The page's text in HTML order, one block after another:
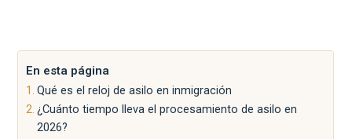
En esta página
Qué es el reloj de asilo en inmigración
¿Cuánto tiempo lleva el procesamiento de asilo en
2026?